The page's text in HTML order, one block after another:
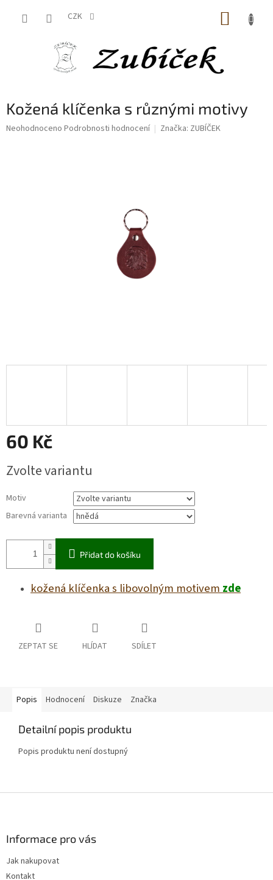
CZK
Kožená klíčenka s různými motivy
Průměrné
Neohodnoceno Podrobnosti hodnocení Značka: ZUBÍČEK
60 Kč
cena:
Zvolte variantu
Motiv
Barevná varianta
Přidat do košíku
kožená klíčenka s libovolným motivemzde
ZEPTAT SE HLÍDAT SDÍLET
Popis Hodnocení Diskuze Značka
Detailní popis produktu
Popis produktu není dostupný
Informace pro vás
Jak nakupovat
Kontakt